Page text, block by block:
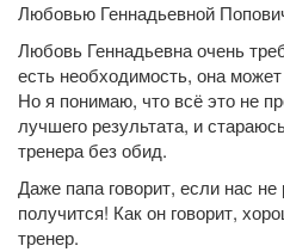
Любовью Геннадьевной
Любовь Геннадьевна очень
есть необходимость, она может
Но я понимаю, что всё это не
лучшего результата, и
тренера без обид.
Даже папа говорит, если нас не
получится! Как он говорит,
тренер.